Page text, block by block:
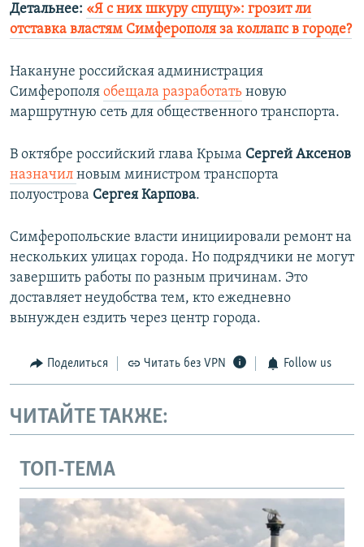
Детальнее: «Я с них шкуру спущу»: грозит ли
отставка властям Симферополя за коллапс в городе?
Накануне российская администрация
Симферополя обещала разработать новую
маршрутную сеть для общественного транспорта.
В октябре российский глава Крыма Сергей Аксенов
назначил новым министром транспорта
полуострова Сергея Карпова.
Симферопольские власти инициировали ремонт на
нескольких улицах города. Но подрядчики не могут
завершить работы по разным причинам. Это
доставляет неудобства тем, кто ежедневно
вынужден ездить через центр города.
Поделиться Читать без VPN Follow us
ЧИТАЙТЕ ТАКЖЕ:
ТОП-ТЕМА